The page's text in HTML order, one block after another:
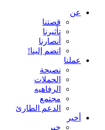
عن
قصتنا
تأثيرنا
أنصارنا
انضم إلينا!
عملنا
نصيحة
الحملات
الرفاهيه
مجتمع
الدعم الطارئ
أخير
خبر